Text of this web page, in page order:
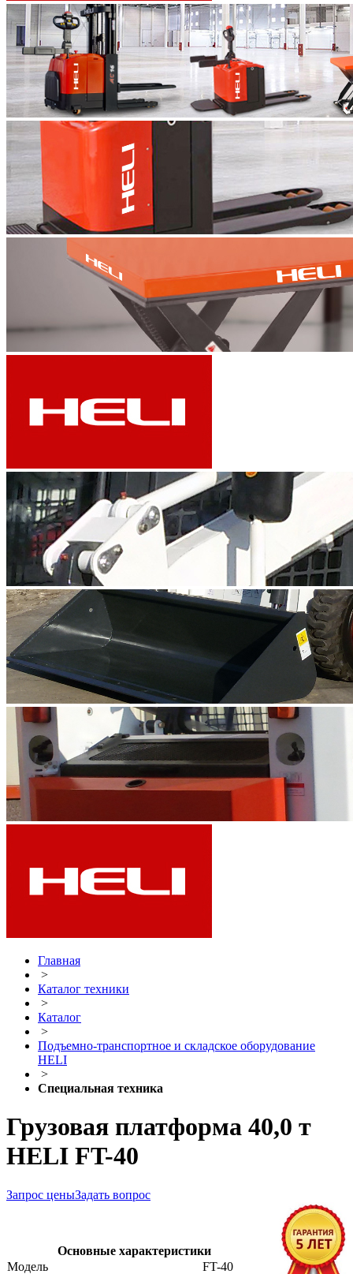
Главная
>
Каталог техники
>
Каталог
>
Подъемно-транспортное и складское оборудование
HELI
>
Специальная техника
Грузовая платформа 40,0 т
HELI FT-40
Запрос ценыЗадать вопрос
Основные характеристики
Модель
FT-40